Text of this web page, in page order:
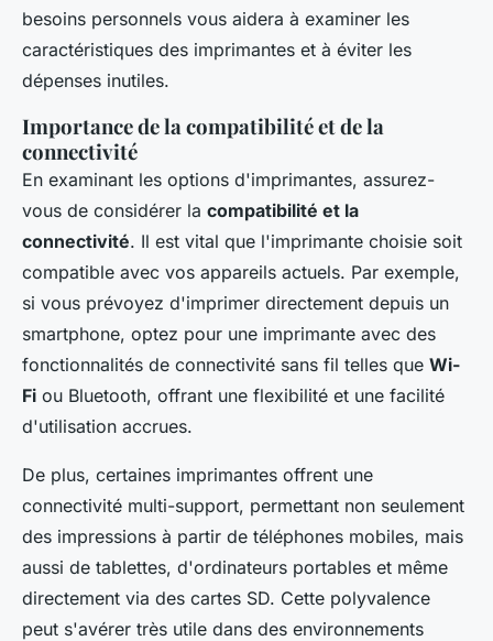
besoins personnels vous aidera à examiner les
caractéristiques des imprimantes et à éviter les
dépenses inutiles.
Importance de la compatibilité et de la
connectivité
En examinant les options d'imprimantes, assurez-
vous de considérer la compatibilité et la
connectivité. Il est vital que l'imprimante choisie soit
compatible avec vos appareils actuels. Par exemple,
si vous prévoyez d'imprimer directement depuis un
smartphone, optez pour une imprimante avec des
fonctionnalités de connectivité sans fil telles que Wi-
Fi ou Bluetooth, offrant une flexibilité et une facilité
d'utilisation accrues.
De plus, certaines imprimantes offrent une
connectivité multi-support, permettant non seulement
des impressions à partir de téléphones mobiles, mais
aussi de tablettes, d'ordinateurs portables et même
directement via des cartes SD. Cette polyvalence
peut s'avérer très utile dans des environnements